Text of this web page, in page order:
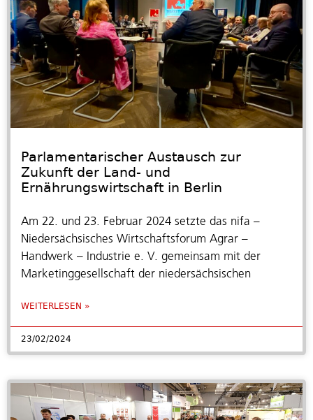
Parlamentarischer Austausch zur
Zukunft der Land- und
Ernährungswirtschaft in Berlin
Am 22. und 23. Februar 2024 setzte das nifa –
Niedersächsisches Wirtschaftsforum Agrar –
Handwerk – Industrie e. V. gemeinsam mit der
Marketinggesellschaft der niedersächsischen
WEITERLESEN »
23/02/2024